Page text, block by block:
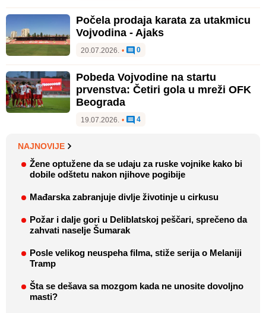
Počela prodaja karata za utakmicu
Vojvodina - Ajaks
20.07.2026. • 0
Pobeda Vojvodine na startu
prvenstva: Četiri gola u mreži OFK
Beograda
19.07.2026. • 4
NAJNOVIJE
Žene optužene da se udaju za ruske vojnike kako bi
dobile odštetu nakon njihove pogibije
Mađarska zabranjuje divlje životinje u cirkusu
Požar i dalje gori u Deliblatskoj peščari, sprečeno da
zahvati naselje Šumarak
Posle velikog neuspeha filma, stiže serija o Melaniji
Tramp
Šta se dešava sa mozgom kada ne unosite dovoljno
masti?